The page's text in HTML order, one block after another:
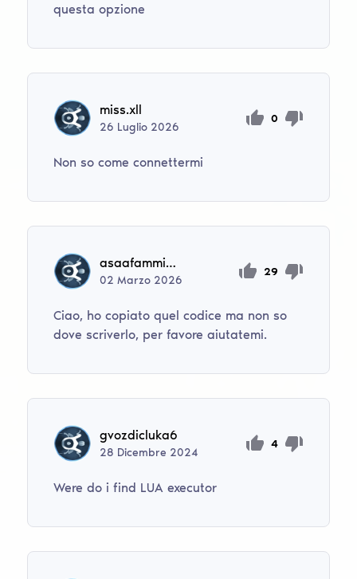
questa opzione
miss.xll
26 Luglio 2026
0
Non so come connettermi
asaafammine
02Marzo 2026
29
Ciao, ho copiato quel codice ma non so
dove scriverlo, per favore aiutatemi.
gvozdicluka6
28 Dicembre 2024
4
Were do i find LUA executor